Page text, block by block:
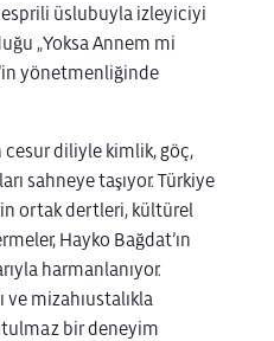
esprili üslubuyla izleyiciyi
„Yoksa Annem mi
yönetmenliğinde
cesurdiliyle kimlik, göç,
sahneyetaşıyor. Türkiye
ortakdertleri, kültürel
, Hayko Bağdat’ın
harmanlanıyor.
ve mizahıustalıkla
birdeneyim